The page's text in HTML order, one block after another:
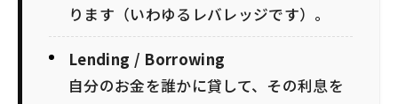
ります（いわゆるレバレッジです）。
Lending / Borrowing
自分のお金を誰かに貸して、その利息を